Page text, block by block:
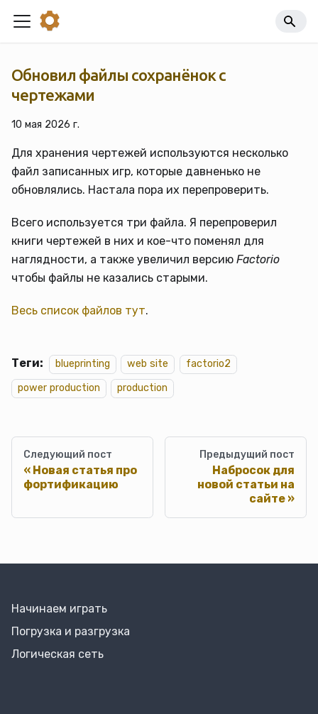
Обновил файлы сохранёнок с
чертежами
10 мая 2026 г.
Для хранения чертежей используются несколько
файл записанных игр, которые давненько не
обновлялись. Настала пора их перепроверить.
Всего используется три файла. Я перепроверил
книги чертежей в них и кое-что поменял для
наглядности, а также увеличил версию Factorio
чтобы файлы не казались старыми.
Весь список файлов тут.
Теги: blueprinting web site
factorio2
power production
production
Следующий пост
Новая статья про
фортификацию
Предыдущий пост
Набросок для
новой статьи на
сайте
Начинаем играть
Погрузка и разгрузка
Логическая сеть